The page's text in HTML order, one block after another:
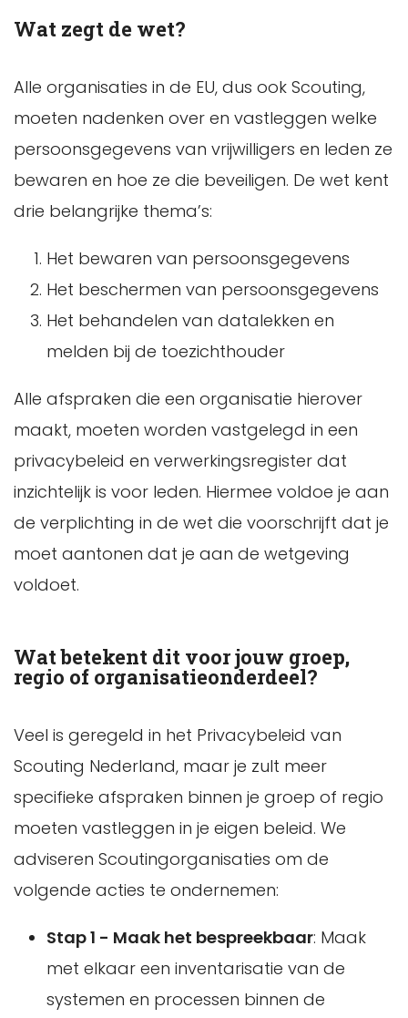
Wat zegt de wet?
Alle organisaties in de EU, dus ook Scouting,
moeten nadenken over en vastleggen welke
persoonsgegevens van vrijwilligers en leden ze
bewaren en hoe ze die beveiligen. De wet kent
drie belangrijke thema’s:
Het bewaren van persoonsgegevens
Het beschermen van persoonsgegevens
Het behandelen van datalekken en
melden bij de toezichthouder
Alle afspraken die een organisatie hierover
maakt, moeten worden vastgelegd in een
privacybeleid en verwerkingsregister dat
inzichtelijk is voor leden. Hiermee voldoe je aan
de verplichting in de wet die voorschrijft dat je
moet aantonen dat je aan de wetgeving
voldoet.
Wat betekent dit voor jouw groep,
regio of organisatieonderdeel?
Veel is geregeld in het Privacybeleid van
Scouting Nederland, maar je zult meer
specifieke afspraken binnen je groep of regio
moeten vastleggen in je eigen beleid. We
adviseren Scoutingorganisaties om de
volgende acties te ondernemen:
Stap 1 - Maak het bespreekbaar: Maak
met elkaar een inventarisatie van de
systemen en processen binnen de